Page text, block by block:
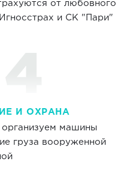
от любовного
и СК "Пари"
И ОХРАНА
машины
груза вооруженной